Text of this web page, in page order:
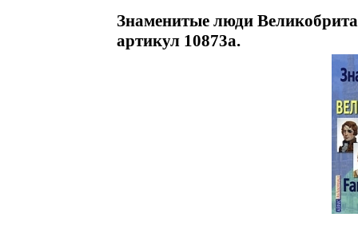
Знаменитые люди
артикул 10873a.